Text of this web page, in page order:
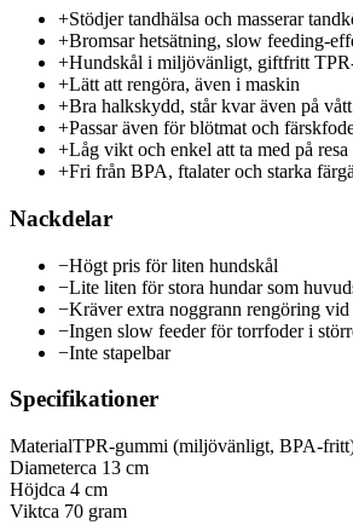
+Stödjer tandhälsa och masserar
+Bromsar hetsätning, slow feeding-
+Hundskål i miljövänligt, giftfritt
+Lätt att rengöra, även i maskin
+Bra halkskydd, står kvar även på
+Passar även för blötmat och
+Låg vikt och enkel att ta med på resa
+Fri från BPA, ftalater och starka
Nackdelar
−Högt pris för liten hundskål
−Lite liten för stora hundar som
−Kräver extra noggrann rengöring vid
−Ingen slow feeder för torrfoder i
−Inte stapelbar
Specifikationer
MaterialTPR-gummi (miljövänligt, BPA-
Diameterca 13 cm
Höjdca 4 cm
Viktca 70 gram